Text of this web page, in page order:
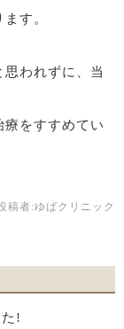
す。
思われずに、当
をすすめてい
稿者: ゆばクリニック
!